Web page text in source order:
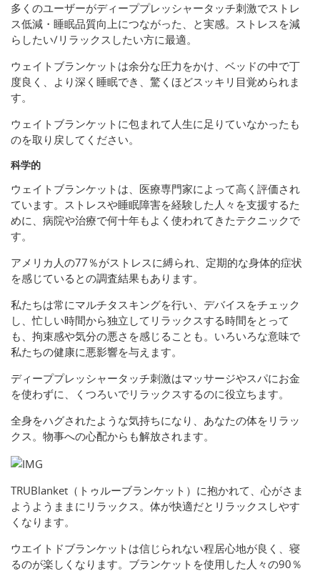
多くのユーザーがディーププレッシャータッチ刺激でストレ
ス低減・睡眠品質向上につながった、と実感。ストレスを減
らしたい/リラックスしたい方に最適。
ウェイトブランケットは余分な圧力をかけ、ベッドの中で丁
度良く、より深く睡眠でき、驚くほどスッキリ目覚められま
す。
ウェイトブランケットに包まれて人生に足りていなかったも
のを取り戻してください。
科学的
ウェイトブランケットは、医療専門家によって高く評価され
ています。ストレスや睡眠障害を経験した人々を支援するた
めに、病院や治療で何十年もよく使われてきたテクニックで
す。
アメリカ人の77％がストレスに縛られ、定期的な身体的症状
を感じているとの調査結果もあります。
私たちは常にマルチタスキングを行い、デバイスをチェック
し、忙しい時間から独立してリラックスする時間をとって
も、拘束感や気分の悪さを感じることも。いろいろな意味で
私たちの健康に悪影響を与えます。
ディーププレッシャータッチ刺激はマッサージやスパにお金
を使わずに、くつろいでリラックスするのに役立ちます。
全身をハグされたような気持ちになり、あなたの体をリラッ
クス。物事への心配からも解放されます。
TRUBlanket（トゥルーブランケット）に抱かれて、心がさま
ようようままにリラックス。体が快適だとリラックスしやす
くなります。
ウエイトドブランケットは信じられない程居心地が良く、寝
るのが楽しくなります。ブランケットを使用した人々の90％